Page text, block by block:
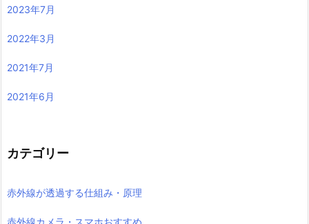
2023年7月
2022年3月
2021年7月
2021年6月
カテゴリー
赤外線が透過する仕組み・原理
赤外線カメラ・スマホおすすめ